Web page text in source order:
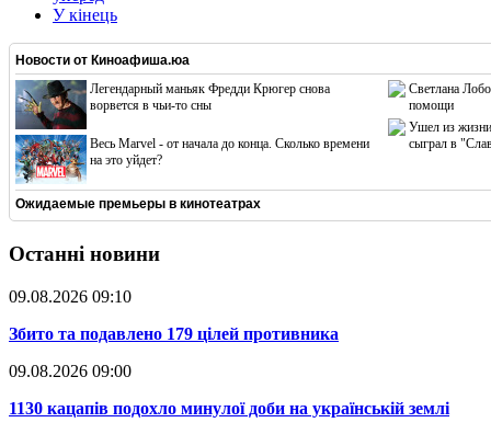
У кінець
Новости от Киноафиша.юа
Легендарный маньяк Фредди Крюгер снова
ворвется в чьи-то сны
Весь Marvel - от начала до конца. Сколько времени
на это уйдет?
Светлана
помощи
Ушел из жизни
сыграл в
Ожидаемые премьеры в кинотеатрах
Останні новини
09.08.2026 09:10
​Збито та подавлено 179 цілей противника
09.08.2026 09:00
​1130 кацапів подохло минулої доби на українській землі